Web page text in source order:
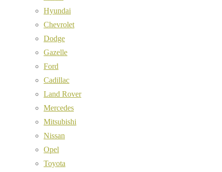
Hyundai
Chevrolet
Dodge
Gazelle
Ford
Cadillac
Land Rover
Mercedes
Mitsubishi
Nissan
Opel
Toyota